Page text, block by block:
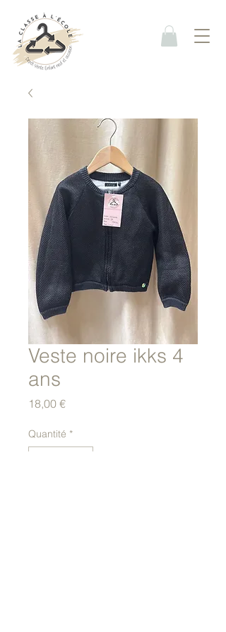
Veste noire ikks 4
ans
18,00 €Prix
Quantité *